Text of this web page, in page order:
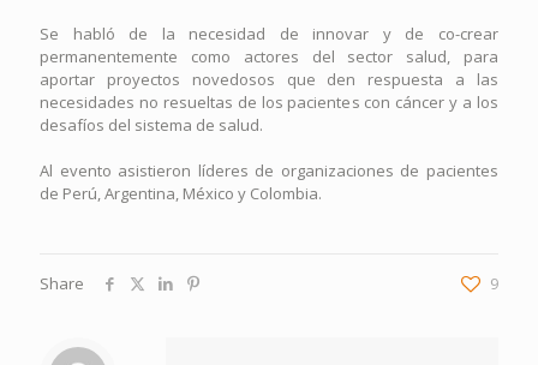
Se habló de la necesidad de innovar y de co-crear
permanentemente como actores del sector salud, para
aportar proyectos novedosos que den respuesta a las
necesidades no resueltas de los pacientes con cáncer y a los
desafíos del sistema de salud.
Al evento asistieron líderes de organizaciones de pacientes
de Perú, Argentina, México y Colombia.
Share 9